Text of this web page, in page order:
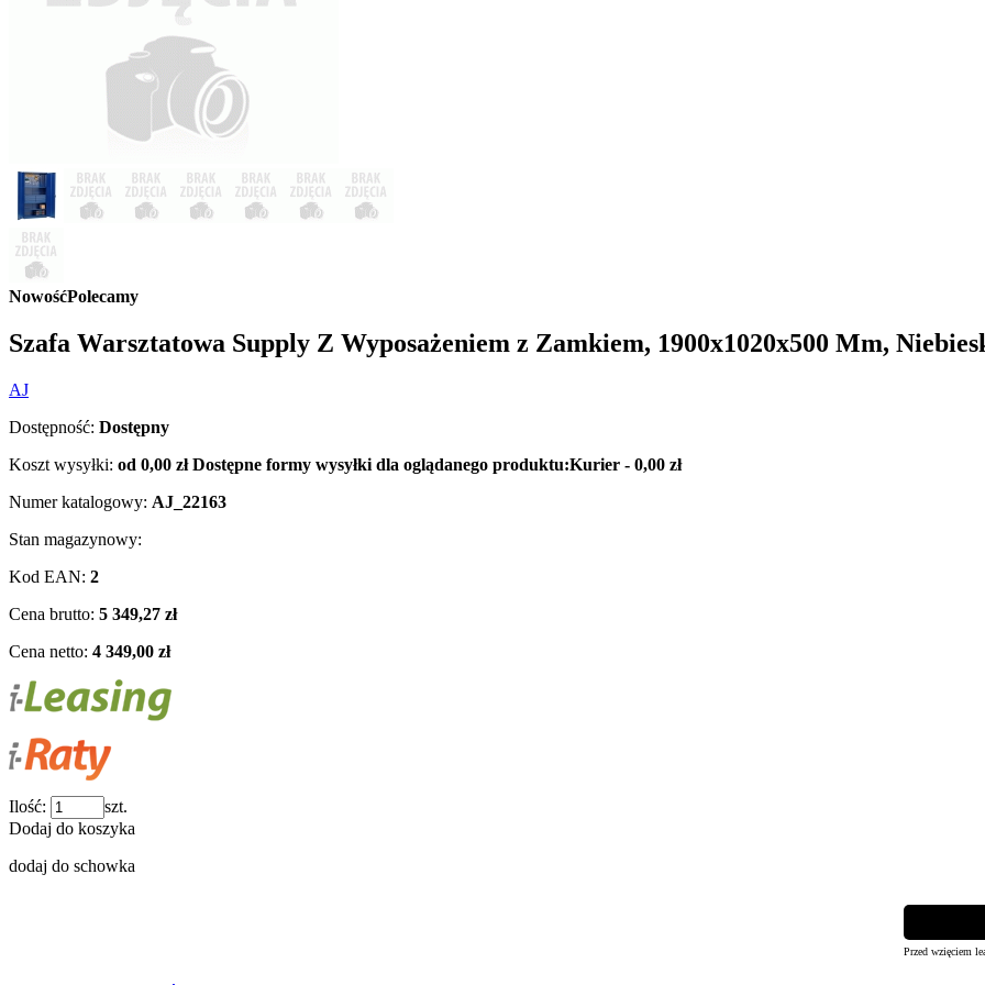
NowośćPolecamy
Szafa Warsztatowa Supply Z Wyposażeniem z Zamkiem, 1900x1020x500 Mm,
AJ
Dostępność: Dostępny
Koszt wysyłki: od 0,00 złDostępne formy wysyłki dla oglądanego produktu:Kurier - 0,00 zł
Numer katalogowy: AJ_22163
Stan magazynowy:
Kod EAN: 2
Cena brutto: 5 349,27 zł
Cena netto: 4 349,00 zł
Ilość:
szt.
Dodaj do koszyka
dodaj do schowka
Przed wzięciem